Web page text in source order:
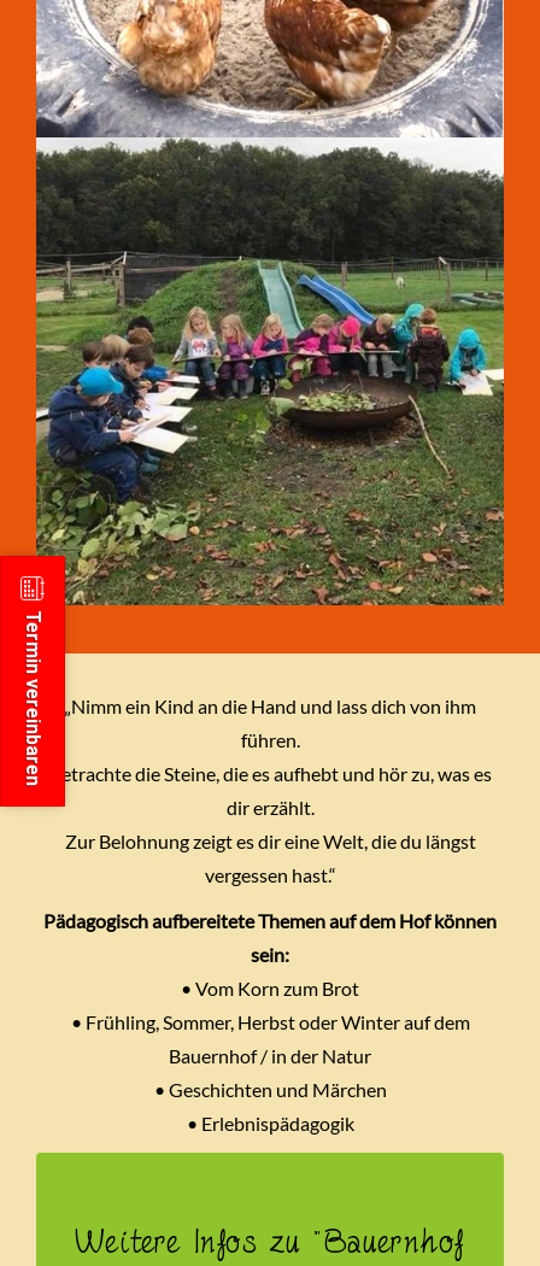
„Nimm ein Kind an die Hand und lass dich von ihm
führen.
Betrachte die Steine, die es aufhebt und hör zu, was es
dir erzählt.
Zur Belohnung zeigt es dir eine Welt, die du längst
vergessen hast.“
Pädagogisch aufbereitete Themen auf dem Hof können
sein:
• Vom Korn zum Brot
• Frühling, Sommer, Herbst oder Winter auf dem
Bauernhof / in der Natur
• Geschichten und Märchen
• Erlebnispädagogik
Weitere Infos zu "Bauernhof
Termin vereinbaren